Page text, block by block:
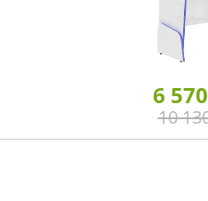
6 570
10